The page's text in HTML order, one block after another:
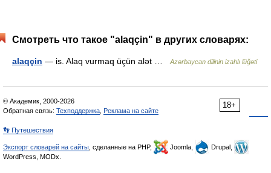
Смотреть что такое "alaqçin" в других словарях:
alaqçin — is. Alaq vurmaq üçün alət … Azərbaycan dilinin izahlı lüğəti
18+
© Академик, 2000-2026
Обратная связь: Техподдержка Реклама на сайте
👣 Путешествия
Экспорт словарей на сайты , сделанные на PHP, Joomla,
Drupal,
WordPress, MODx.